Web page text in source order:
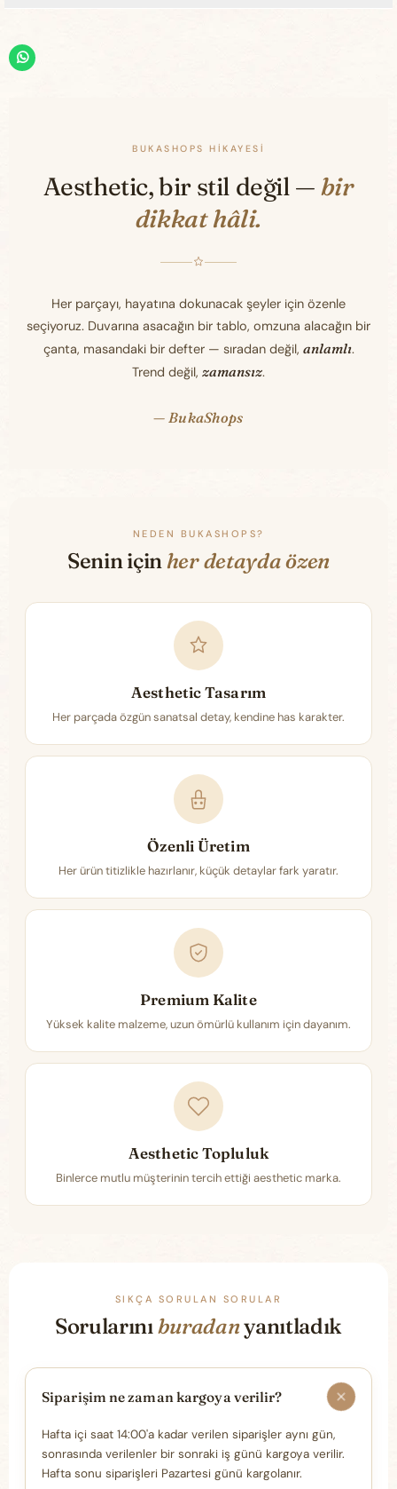
BUKASHOPS HIKAYESI
Aesthetic, bir stil değil — bir
dikkat hâli.
Her parçayı, hayatına dokunacak şeyler için özenle
seçiyoruz. Duvarına asacağın bir tablo, omzuna alacağın bir
çanta, masandaki bir defter — sıradan değil, anlamlı.
Trend değil, zamansız.
— BukaShops
NEDEN BUKASHOPS?
Senin içinher detayda özen
Aesthetic Tasarım
Her parçada özgün sanatsal detay, kendine has karakter.
Özenli Üretim
Her ürün titizlikle hazırlanır, küçük detaylar fark yaratır.
Premium Kalite
Yüksek kalite malzeme, uzun ömürlü kullanım için dayanım.
Aesthetic Topluluk
Binlerce mutlu müşterinin tercih ettiği aesthetic marka.
SIKÇA SORULAN SORULAR
Sorularınıburadanyanıtladık
Siparişim ne zaman kargoya verilir?
Hafta içi saat 14:00'a kadar verilen siparişler aynı gün,
sonrasında verilenler bir sonraki iş günü kargoya verilir.
Hafta sonu siparişleri Pazartesi günü kargolanır.